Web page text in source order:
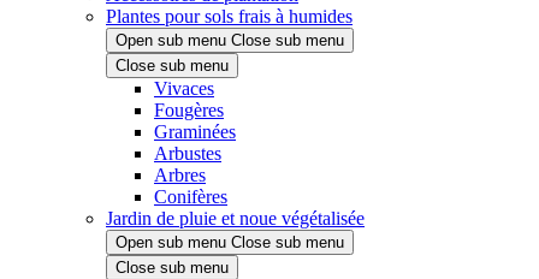
Plantes pour sols frais à humides
Open sub menu Close sub menu
Close sub menu
Vivaces
Fougères
Graminées
Arbustes
Arbres
Conifères
Jardin de pluie et noue végétalisée
Open sub menu Close sub menu
Close sub menu